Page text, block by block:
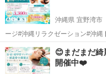
沖縄県 宜野湾市
ージ#沖縄リラクゼーション#沖縄
サロンキング…
沖縄 宜野湾市 その他
😊まだまだ綺
開催中❤️